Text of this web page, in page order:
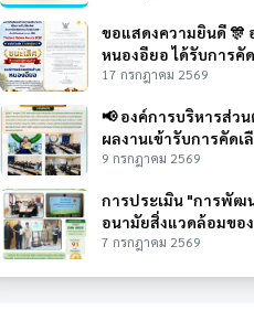
ขอแสดงความยินดี 🎊
หนองอียอ ได้รับการคั
17 กรกฎาคม 2569
📢 องค์การบริหารส่ว
ผลงานเข้ารับการคัดเ
9 กรกฎาคม 2569
การประเมิน "การพั
อนามัยสิ่งแวดล้อมขอ
7 กรกฎาคม 2569